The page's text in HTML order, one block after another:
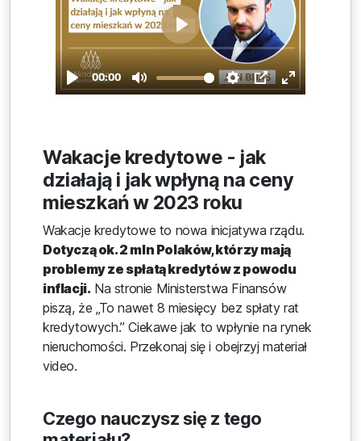
Wakacje kredytowe - jak
działają i jak wpłyną na ceny
mieszkań w 2023 roku
Wakacje kredytowe to nowa inicjatywa rządu.
Dotyczą ok. 2 mln Polaków, którzy mają
problemy ze spłatą kredytów z powodu
inflacji.Na stronie Ministerstwa Finansów
piszą, że „To nawet 8 miesięcy bez spłaty rat
kredytowych.” Ciekawe jak to wpłynie na rynek
nieruchomości. Przekonaj się i obejrzyj materiał
video.
Czego nauczysz się z tego